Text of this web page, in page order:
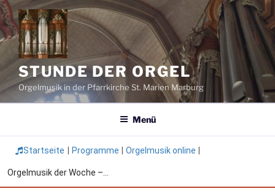
Zum
Inhalt
springen
STUNDE DER ORGEL
Orgelmusik in der Pfarrkirche St. Marien Marburg
Menü
Startseite Programme Orgelmusik online
Orgelmusik der Woche –...